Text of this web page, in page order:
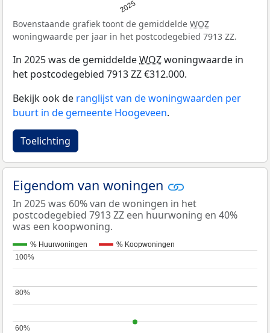
2025
Bovenstaande grafiek toont de gemiddelde WOZ
woningwaarde per jaar in het postcodegebied 7913 ZZ.
In 2025 was de gemiddeldeWOZwoningwaarde in
het postcodegebied 7913 ZZ €312.000.
Bekijk ook de ranglijst van de woningwaarden per
buurt in de gemeente Hoogeveen.
Toelichting
Eigendom van woningen
In 2025 was 60% van de woningen in het
postcodegebied 7913 ZZ een huurwoning en 40%
was een koopwoning.
% Huurwoningen % Koopwoningen
60%
60%
80%
80%
100%
100%